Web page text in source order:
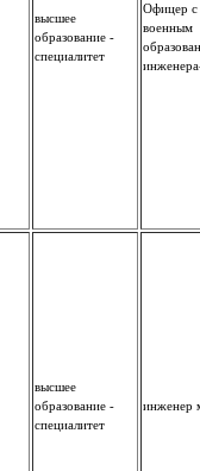
высшее
образование -
специалитет
Офицер
военным
высшее
образование -
специалитет
инженер